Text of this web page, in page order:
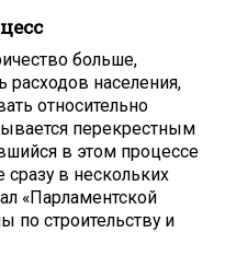
больше,
населения,
относительно
перекрестным
в этом процессе
сразу в нескольких
«Парламентской
по строительству и